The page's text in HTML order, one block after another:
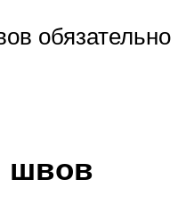
обязательно
швов